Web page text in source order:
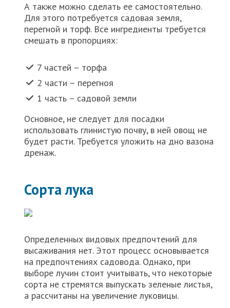
А также можно сделать ее самостоятельно.
Для этого потребуется садовая земля,
перегной и торф. Все ингредиенты требуется
смешать в пропорциях:
7 частей – торфа
2 части – перегноя
1 часть – садовой земли
Основное, не следует для посадки
использовать глинистую почву, в ней овощ не
будет расти. Требуется уложить на дно вазона
дренаж.
Сорта лука
Определенных видовых предпочтений для
высаживания нет. Этот процесс основывается
на предпочтениях садовода. Однако, при
выборе лучин стоит учитывать, что некоторые
сорта не стремятся выпускать зеленые листья,
а рассчитаны на увеличение луковицы.